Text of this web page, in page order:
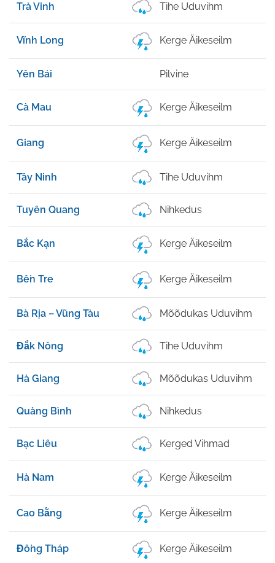
Trà Vinh Tihe Uduvihm
Vĩnh Long Kerge Äikeseilm
Yên Bái Pilvine
Cà Mau Kerge Äikeseilm
Giang Kerge Äikeseilm
Tây Ninh Tihe Uduvihm
Tuyên Quang Nihkedus
Bắc Kạn Kerge Äikeseilm
Bến Tre Kerge Äikeseilm
Bà Rịa – Vũng Tàu Mõõdukas Uduvihm
Đắk Nông Tihe Uduvihm
Hà Giang Mõõdukas Uduvihm
Quảng Bình Nihkedus
Bạc Liêu Kerged Vihmad
Hà Nam Kerge Äikeseilm
Cao Bằng Kerge Äikeseilm
Đồng Tháp Kerge Äikeseilm